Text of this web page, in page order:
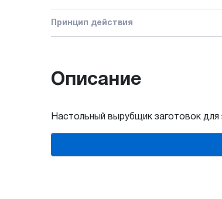
Принцип действия
Описание
Настольный вырубщик заготовок для